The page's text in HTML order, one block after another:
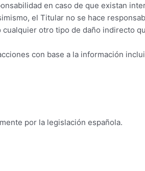
en caso de que existan
el Titular no se hace
otro tipo de daño indirecto
con base a la información
por la legislación española.